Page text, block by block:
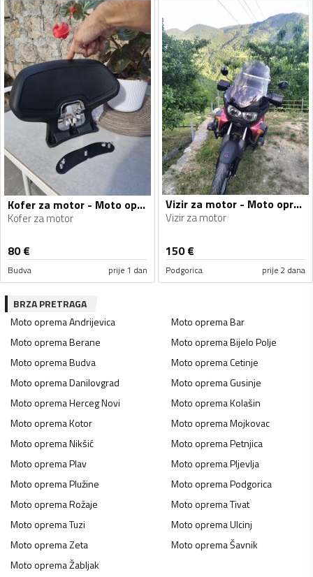
Kofer za motor - Moto oprema
Kofer za motor
80€
Budva prije 1 dan
Vizir za motor - Moto oprema
Vizir za motor
150€
Podgorica prije 2 dana
BRZA PRETRAGA
Moto opremaAndrijevica Moto opremaBar
Moto opremaBerane Moto opremaBijelo Polje
Moto opremaBudva Moto opremaCetinje
Moto opremaDanilovgrad Moto opremaGusinje
Moto opremaHerceg Novi Moto opremaKolašin
Moto opremaKotor Moto opremaMojkovac
Moto opremaNikšić Moto opremaPetnjica
Moto opremaPlav Moto opremaPljevlja
Moto opremaPlužine Moto opremaPodgorica
Moto opremaRožaje Moto opremaTivat
Moto opremaTuzi Moto opremaUlcinj
Moto opremaZeta Moto opremaŠavnik
Moto opremaŽabljak